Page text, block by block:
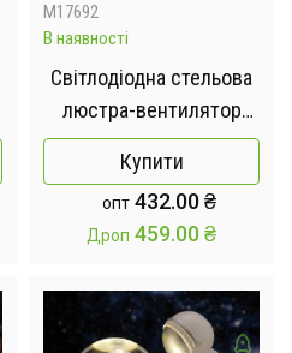
M17692
В наявності
Світлодіодна стельова
люстра-вентилятор
AY1055 / LED лампа з
вентилятором у патрон
/ Стельовий
світильник-вентилятор
Купити
опт 432.00₴
Дроп 459.00₴